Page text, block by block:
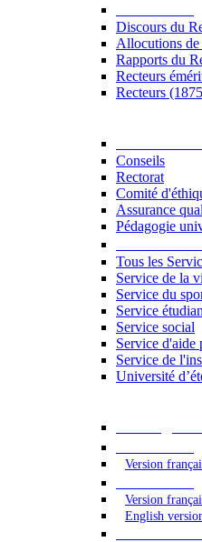
Discours du
Allocutions de
Rapports du
Recteurs
Recteurs
Conseils
Rectorat
Comité
Assurance
Pédagogie
Tous les
Service de la
Service du
Service
Service social
Service d'aide
Service de
Université
Version
Version
English